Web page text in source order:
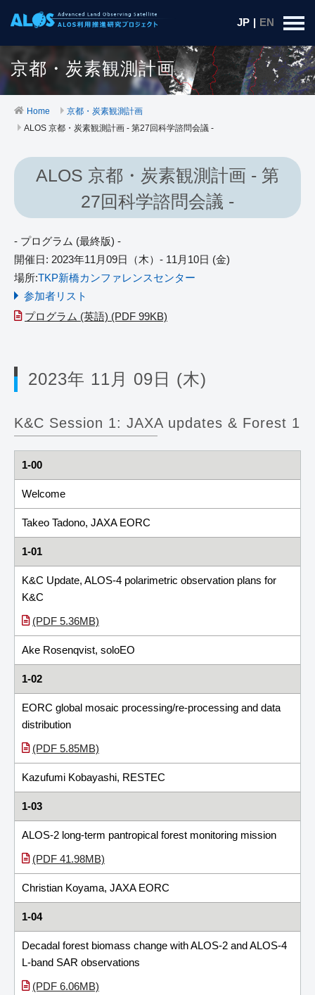
JP | EN
京都・炭素観測計画
Home
京都・炭素観測計画
ALOS 京都・炭素観測計画 - 第27回科学諮問会議 -
ALOS 京都・炭素観測計画 - 第
27回科学諮問会議 -
- プログラム (最終版) -
開催日: 2023年11月09日（木）- 11月10日 (金)
場所:TKP新橋カンファレンスセンター
参加者リスト
プログラム (英語) (PDF 99KB)
2023年 11月 09日 (木)
K&C Session 1: JAXA updates & Forest 1
1-00
Welcome
Takeo Tadono, JAXA EORC
1-01
K&C Update, ALOS-4 polarimetric observation plans for
K&C
(PDF 5.36MB)
Ake Rosenqvist, soloEO
1-02
EORC global mosaic processing/re-processing and data
distribution
(PDF 5.85MB)
Kazufumi Kobayashi, RESTEC
1-03
ALOS-2 long-term pantropical forest monitoring mission
(PDF 41.98MB)
Christian Koyama, JAXA EORC
1-04
Decadal forest biomass change with ALOS-2 and ALOS-4
L-band SAR observations
(PDF 6.06MB)